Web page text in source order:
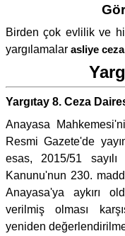
Birden çok evlilik ve
yargılamalar asliye
Yargıtay 8. Ceza
Anayasa
Resmi Gazete'de
esas, 2015/51
Kanunu'nun 230.
Anayasa'ya aykırı
verilmiş olması
yeniden